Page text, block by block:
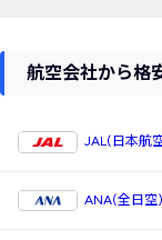
航空会社から格
JAL(日本航
ANA(全日空)